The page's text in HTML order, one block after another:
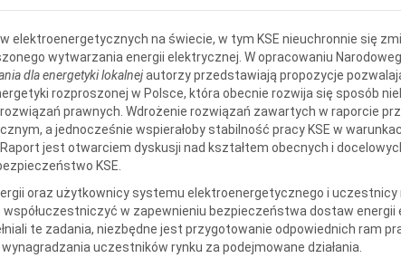
elektroenergetycznych na świecie, w tym KSE nieuchronnie się
wytwarzania energii elektrycznej. W opracowaniu
dla energetyki lokalnejautorzy przedstawiają propozycje
rozproszonej w Polsce, która obecnie rozwija się sposób
prawnych. Wdrożenie rozwiązań zawartych w raporcie
a jednocześnie wspierałoby stabilność pracy KSE w
jest otwarciem dyskusji nad kształtem obecnych i
KSE.
oraz użytkownicy systemu elektroenergetycznego i uczestnicy
w zapewnieniu bezpieczeństwa dostaw energii
te zadania, niezbędne jest przygotowanie odpowiednich ram
uczestników rynku za podejmowane działania.